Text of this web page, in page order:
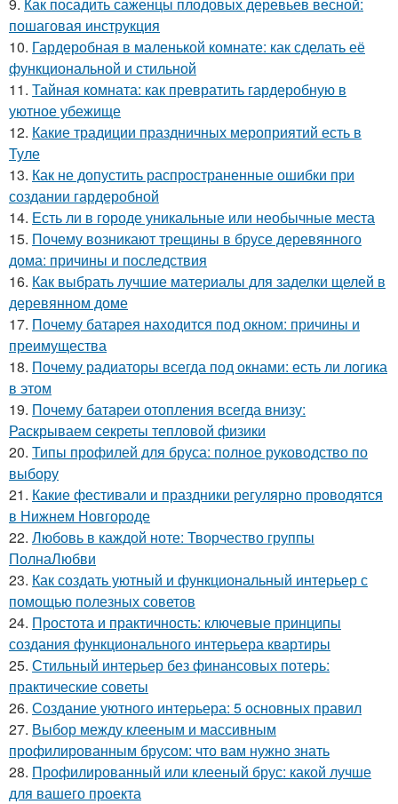
пошаговая инструкция
10. Гардеробная в маленькой комнате: как сделать её
функциональной и стильной
11. Тайная комната: как превратить гардеробную в
уютное убежище
12. Какие традиции праздничных мероприятий есть в
Туле
13. Как не допустить распространенные ошибки при
создании гардеробной
14. Есть ли в городе уникальные или необычные места
15. Почему возникают трещины в брусе деревянного
дома: причины и последствия
16. Как выбрать лучшие материалы для заделки щелей в
деревянном доме
17. Почему батарея находится под окном: причины и
преимущества
18. Почему радиаторы всегда под окнами: есть ли логика
в этом
19. Почему батареи отопления всегда внизу:
Раскрываем секреты тепловой физики
20. Типы профилей для бруса: полное руководство по
выбору
21. Какие фестивали и праздники регулярно проводятся
в Нижнем Новгороде
22. Любовь в каждой ноте: Творчество группы
ПолнаЛюбви
23. Как создать уютный и функциональный интерьер с
помощью полезных советов
24. Простота и практичность: ключевые принципы
создания функционального интерьера квартиры
25. Стильный интерьер без финансовых потерь:
практические советы
26. Создание уютного интерьера: 5 основных правил
27. Выбор между клееным и массивным
профилированным брусом: что вам нужно знать
28. Профилированный или клееный брус: какой лучше
для вашего проекта